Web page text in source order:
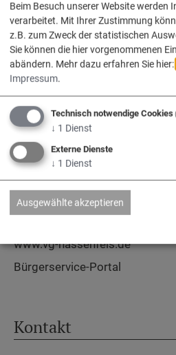
Adelschlag Egweil
Service
Kontakt & Öffnungszeiten
Datenschutz
www.vg-nassenfels.de
Bürgerservice-Portal
Kontakt
Beim Besuch unserer Website werden
verarbeitet. Mit Ihrer Zustimmung
z.B. zum Zweck der statistischen
Sie können die hier vorgenommenen
abändern. Mehr dazu erfahren Sie hier:
Impressum.
Technisch notwendige Cookies
↓ 1 Dienst
Externe Dienste
↓ 1 Dienst
Ausgewählte akzeptieren